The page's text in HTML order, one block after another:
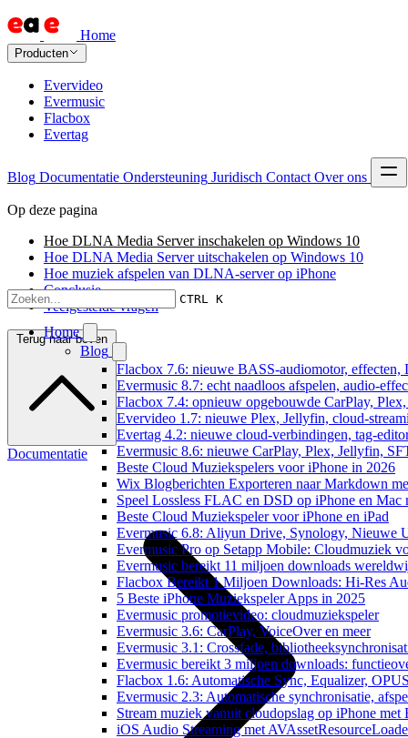
Home
Producten
Evervideo
Evermusic
Flacbox
Evertag
Blog Documentatie Ondersteuning Juridisch Contact Over ons
CTRL K
Home
Blog
Flacbox 7.6: nieuwe BASS-audiomotor, effecten,
Evermusic 8.7: echt naadloos afspelen, audio-
Flacbox 7.4: opnieuw opgebouwde CarPlay,
Evervideo 1.7: nieuwe Plex, Jellyfin, cloud-
Evertag 4.2: nieuwe cloud-verbindingen, tag-
Evermusic 8.6: nieuwe CarPlay, Plex, Jellyfin,
Beste Cloud Muziekspelers voor iPhone in 2026
Wix Blogberichten Exporteren naar Markdown
Speel Lossless FLAC en DSD op iPhone en Mac
Beste Cloud Muziekspeler voor iPhone en iPad
Evermusic 6.8: Aliyun Drive, Synology, Nieuwe
Evermusic Pro op Setapp Mobile: Cloudmuziek
Evermusic bereikt 11 miljoen downloads
Flacbox Bereikt 1 Miljoen Downloads: Hi-Res
5 Beste iPhone Muziekspeler Apps in 2025
Evermusic promotievideo: cloudmuziekspeler
Evermusic 3.6: CarPlay, VoiceOver en meer
Evermusic 3.1: Crossfade,
Evermusic bereikt 3 miljoen downloads:
Flacbox 1.6: Automatische Sync, Equalizer,
Evermusic 2.3: Automatische synchronisatie,
Stream muziek vanuit cloudopslag op iPhone met
iOS Audio Streaming met
Op deze pagina
Hoe DLNA Media Server inschakelen op Windows 10
Hoe DLNA Media Server uitschakelen op Windows 10
Hoe muziek afspelen van DLNA-server op iPhone
Conclusie
Veelgestelde vragen
Terug naar boven
Documentatie